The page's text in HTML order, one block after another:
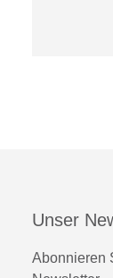
Unser
Abonnieren